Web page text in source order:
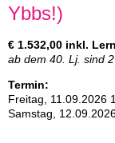
Ybbs!)
€ 1.532,00 inkl.
ab dem 40. Lj. sind
Termin:
Freitag, 11.09.2026
Samstag,